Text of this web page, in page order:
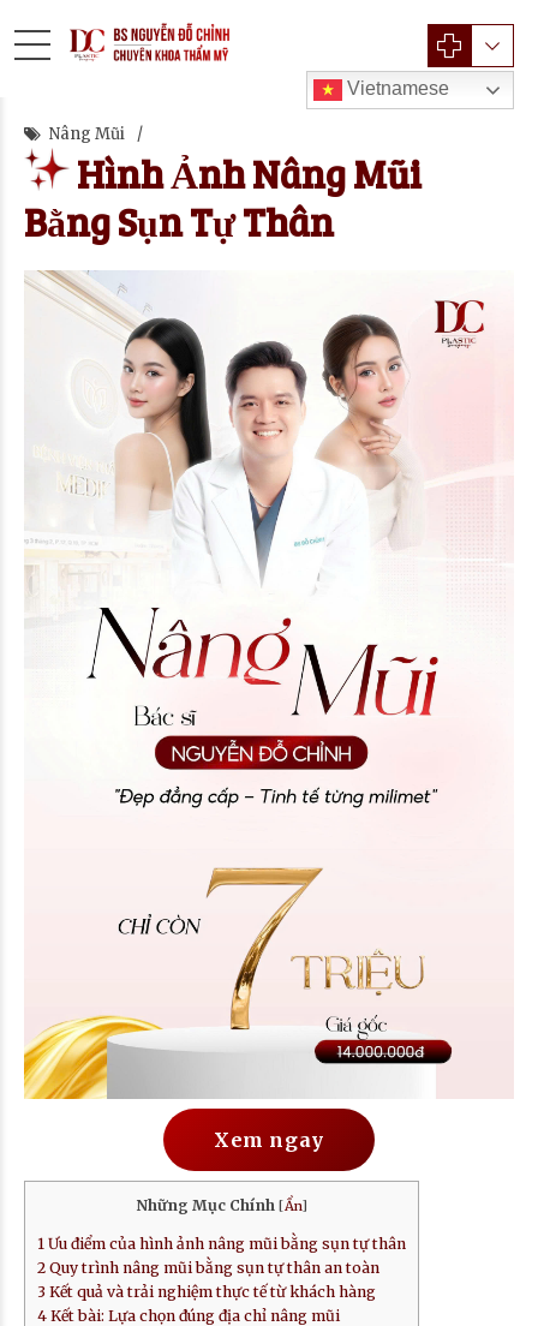
Vietnamese
Nâng Mũi
Hình Ảnh Nâng Mũi
Bằng Sụn Tự Thân
Xem ngay
Những Mục Chính [Ẩn]
1 Ưu điểm của hình ảnh nâng mũi bằng sụn tự thân
2 Quy trình nâng mũi bằng sụn tự thân an toàn
3 Kết quả và trải nghiệm thực tế từ khách hàng
4 Kết bài: Lựa chọn đúng địa chỉ nâng mũi